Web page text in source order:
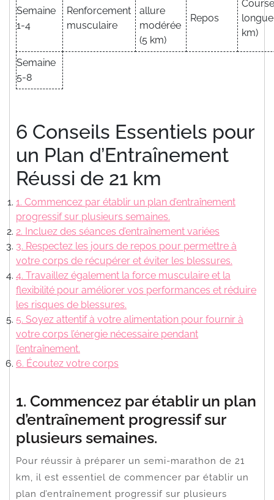
Semaine
1-4
Renforcement
musculaire
allure
modérée
(5 km)
Repos
km)
Semaine
5-8
6 Conseils Essentiels pour
un Plan d’Entraînement
Réussi de 21 km
1. Commencez par établir un plan d’entraînement
progressif sur plusieurs semaines.
2. Incluez des séances d’entraînement variées
3. Respectez les jours de repos pour permettre à
votre corps de récupérer et éviter les blessures.
4. Travaillez également la force musculaire et la
flexibilité pour améliorer vos performances et réduire
les risques de blessures.
5. Soyez attentif à votre alimentation pour fournir à
votre corps l’énergie nécessaire pendant
l’entraînement.
6. Écoutez votre corps
1. Commencez par établir un plan
d’entraînement progressif sur
plusieurs semaines.
Pour réussir à préparer un semi-marathon de 21
km, il est essentiel de commencer par établir un
plan d’entraînement progressif sur plusieurs